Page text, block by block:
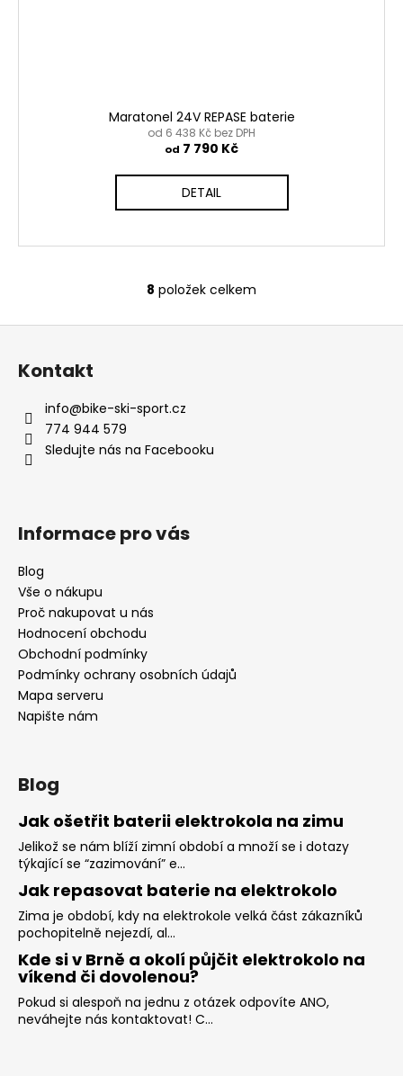
Maratonel 24V REPASE baterie
od 6 438 Kč bez DPH
od 7 790 Kč
DETAIL
O
v
p
8 položek celkem
Kontakt
info@bike-ski-sport.cz
774 944 579
Sledujte nás na Facebooku
Informace pro vás
Blog
Vše o nákupu
Proč nakupovat u nás
Hodnocení obchodu
Obchodní podmínky
Podmínky ochrany osobních údajů
Mapa serveru
Napište nám
Blog
Jak ošetřit baterii elektrokola na zimu
Jelikož se nám blíží zimní období a množí se i dotazy
týkající se “zazimování” e...
Jak repasovat baterie na elektrokolo
Zima je období, kdy na elektrokole velká část zákazníků
pochopitelně nejezdí, al...
Kde si v Brně a okolí půjčit elektrokolo na
víkend či dovolenou?
Pokud si alespoň na jednu z otázek odpovíte ANO,
neváhejte nás kontaktovat! C...